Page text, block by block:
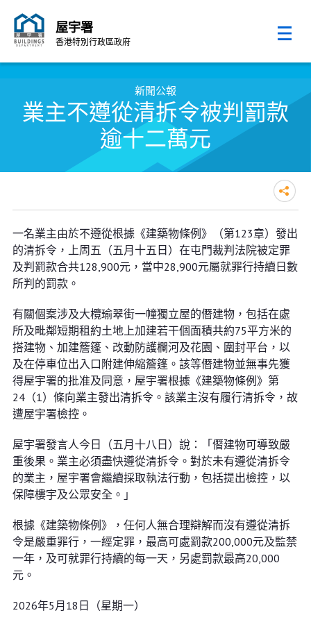
屋宇署
香港特別行政區政府
新聞公報
業主不遵從清拆令被判罰款
逾十二萬元
業主不遵從清拆令被判罰款逾十二
萬元
一名業主由於不遵從根據《建築物條例》（第123章）發出
的清拆令，上周五（五月十五日）在屯門裁判法院被定罪
及判罰款合共128,900元，當中28,900元屬就罪行持續日數
所判的罰款。
有關個䅁涉及大欖瑜翠街一幢獨立屋的僭建物，包括在處
所及毗鄰短期租約土地上加建若干個面積共約75平方米的
搭建物、加建簷篷、改動防護欄河及花園、圍封平台，以
及在停車位出入口附建伸縮簷篷。該等僭建物並無事先獲
得屋宇署的批准及同意，屋宇署根據《建築物條例》第
24（1）條向業主發出清拆令。該業主沒有履行清拆令，故
遭屋宇署檢控。
屋宇署發言人今日（五月十八日）說：「僭建物可導致嚴
重後果。業主必須盡快遵從清拆令。對於未有遵從清拆令
的業主，屋宇署會繼續採取執法行動，包括提出檢控，以
保障樓宇及公眾安全。」
根據《建築物條例》，任何人無合理辯解而沒有遵從清拆
令是嚴重罪行，一經定罪，最高可處罰款200,000元及監禁
一年，及可就罪行持續的每一天，另處罰款最高20,000
元。
2026年5月18日（星期一）